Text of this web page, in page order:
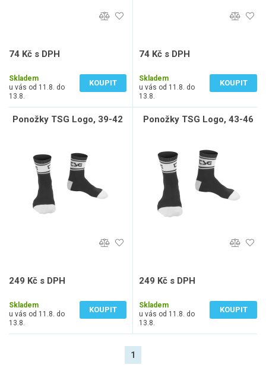
74 Kč s DPH
Skladem
u vás od 11.8. do
13.8.
KOUPIT
74 Kč s DPH
Skladem
u vás od 11.8. do
13.8.
KOUPIT
Ponožky TSG Logo, 39-42
249 Kč s DPH
Skladem
u vás od 11.8. do
13.8.
KOUPIT
Ponožky TSG Logo, 43-46
249 Kč s DPH
Skladem
u vás od 11.8. do
13.8.
KOUPIT
1